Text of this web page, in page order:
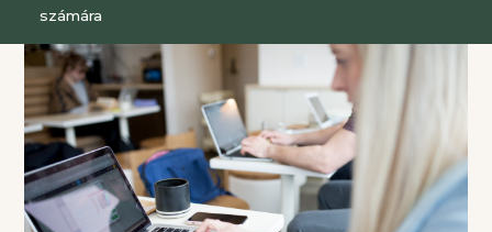
számára